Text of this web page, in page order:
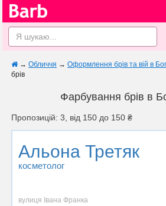
→ Обличчя → Оформлення брів та вій в
брів
Фарбування брів в
Пропозицій: 3, від 150 до 150 ₴
Альона Третяк
косметолог
вулиця Івана Франка